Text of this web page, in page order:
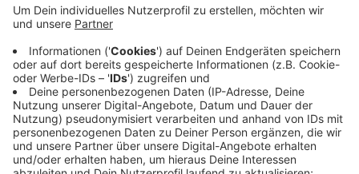
Dazu hat die Stadt eine Machbarkeitsstudie in Auftrag
gegeben.
Außerdem soll noch mehr Geld in die Sanierung des
Stadttheaters investiert werden - zusätzlich rund eine